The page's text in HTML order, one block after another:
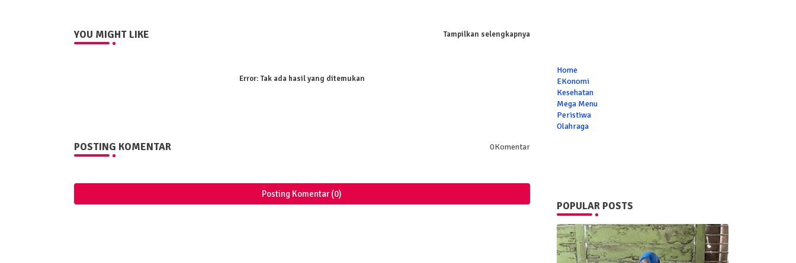
YOU MIGHT LIKE Tampilkan selengkapnya
Error:Tak ada hasil yang ditemukan
POSTING KOMENTAR 0Komentar
Posting Komentar (0)
Home
EKonomi
Kesehatan
Mega Menu
Peristiwa
Olahraga
POPULAR POSTS